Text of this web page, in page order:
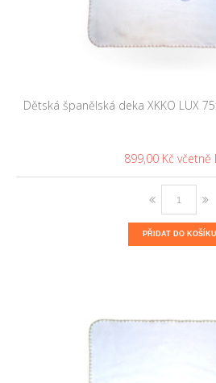
Dětská španělská deka XKKO LUX
899,00 Kč
PŘIDAT DO KOŠÍKU